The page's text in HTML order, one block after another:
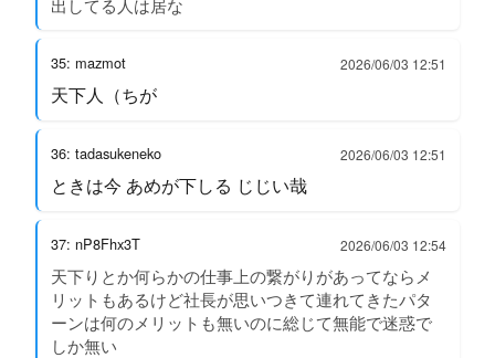
出してる人は居な
35: mazmot 2026/06/03 12:51
天下人（ちが
36: tadasukeneko 2026/06/03 12:51
ときは今 あめが下しる じじい哉
37: nP8Fhx3T 2026/06/03 12:54
天下りとか何らかの仕事上の繋がりがあってならメ
リットもあるけど社長が思いつきて連れてきたパタ
ーンは何のメリットも無いのに総じて無能で迷惑で
しか無い